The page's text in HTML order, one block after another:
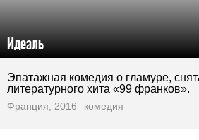
Идеаль
Эпатажная комедия о гламуре,
литературного хита «99 франков».
Франция, 2016 комедия